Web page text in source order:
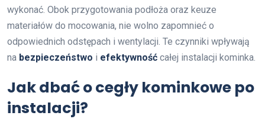
wykonać. Obok przygotowania podłoża oraz keuze
materiałów do mocowania, nie wolno zapomnieć o
odpowiednich odstępach i wentylacji. Te czynniki wpływają
na bezpieczeństwo i efektywność całej instalacji kominka.
Jak dbać o cegły kominkowe po
instalacji?